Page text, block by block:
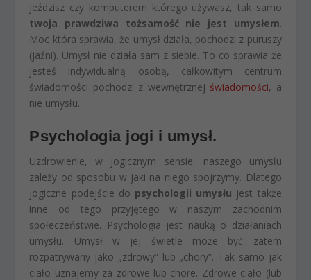
jeździsz czy komputerem którego używasz, tak samo
twoja prawdziwa tożsamość nie jest umysłem.
Moc która sprawia, że umysł działa, pochodzi z puruszy
(jaźni). Umysł nie działa sam z siebie. To co sprawia że
jesteś indywidualną osobą, całkowitym centrum
świadomości pochodzi z wewnętrznej świadomości, a
nie umysłu.
Psychologia jogi i umysł.
Uzdrowienie, w jogicznym sensie, naszego umysłu
zależy od sposobu w jaki na niego spojrzymy. Dlatego
jogiczne podejście do psychologii umysłu jest także
inne od tego przyjętego w naszym zachodnim
społeczeństwie. Psychologia jest nauką o działaniach
umysłu. Umysł w jej świetle może być zatem
rozpatrywany jako „zdrowy” lub „chory”. Tak samo jak
ciało uznajemy za zdrowe lub chore. Zdrowe ciało (lub